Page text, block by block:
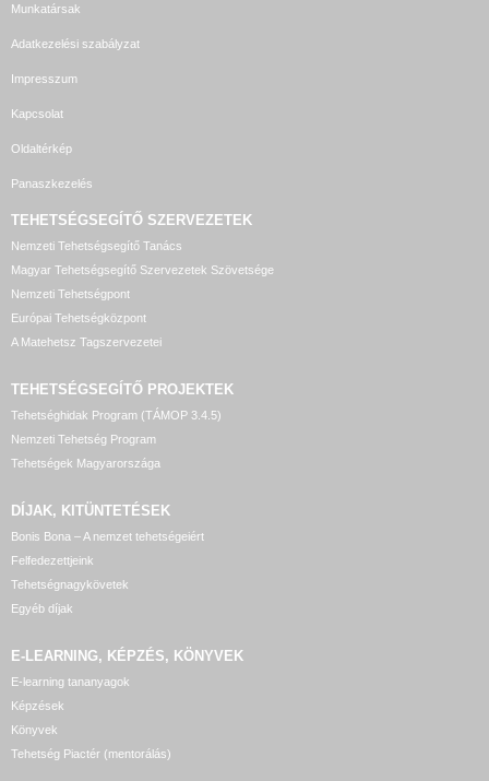
Munkatársak
Adatkezelési szabályzat
Impresszum
Kapcsolat
Oldaltérkép
Panaszkezelés
TEHETSÉGSEGÍTŐ SZERVEZETEK
Nemzeti Tehetségsegítő Tanács
Magyar Tehetségsegítő Szervezetek Szövetsége
Nemzeti Tehetségpont
Európai Tehetségközpont
A Matehetsz Tagszervezetei
TEHETSÉGSEGÍTŐ PROJEKTEK
Tehetséghidak Program (TÁMOP 3.4.5)
Nemzeti Tehetség Program
Tehetségek Magyarországa
DÍJAK, KITÜNTETÉSEK
Bonis Bona – A nemzet tehetségeiért
Felfedezettjeink
Tehetségnagykövetek
Egyéb díjak
E-LEARNING, KÉPZÉS, KÖNYVEK
E-learning tananyagok
Képzések
Könyvek
Tehetség Piactér (mentorálás)